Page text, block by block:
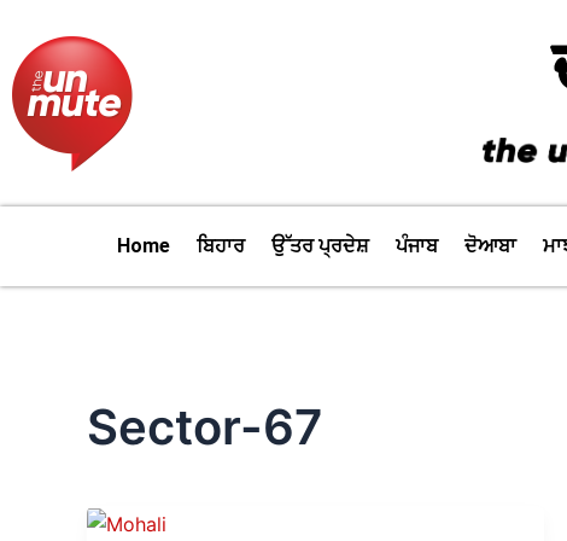
content
Home ਬਿਹਾਰ ਉੱਤਰ ਪ੍ਰਦੇਸ਼ ਪੰਜਾਬ ਦੋਆਬਾ
Sector-67